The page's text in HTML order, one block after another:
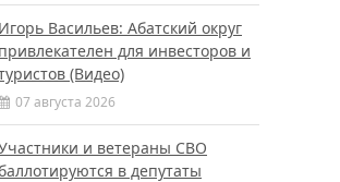
Игорь Васильев: Абатский округ
привлекателен для инвесторов и
(Видео)
07 августа 2026
и ветераны СВО
в депутаты